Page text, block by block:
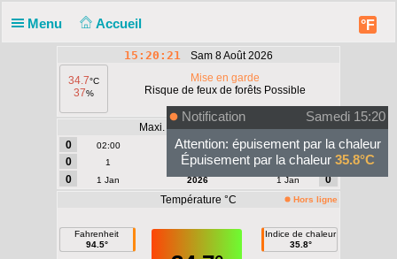
Menu Accueil °F
15:20:21
Sam 8 Août 2026
34.7°C
37%
Mise en garde
Risque de feux de forêts Possible
Maxi. Vent | Rafale - mph
0
02:00 Aujourd'hui 02:00
0
0
1 Août 1
0
0
1 Jan 2026 1 Jan
0
Température °C
Hors ligne
Fahrenheit
94.5°
Indice de chaleur
35.8°
Notification
Samedi 15:20
Attention: épuisement par la chaleur
Épuisement par la chaleur 35.8°C